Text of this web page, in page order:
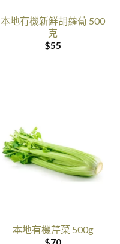
本地有機新鮮胡蘿蔔 500
克
$55
本地有機芹菜 500g